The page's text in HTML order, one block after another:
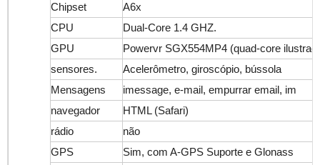
Chipset
A6x
CPU
Dual-Core 1.4 GHZ.
GPU
Powervr SGX554MP4 (quad-core
sensores.
Acelerômetro, giroscópio, bússola
Mensagens
imessage, e-mail, empurrar email, im
navegador
HTML (Safari)
rádio
não
GPS
Sim, com A-GPS Suporte e Glonass